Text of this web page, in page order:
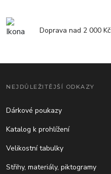
Doprava nad 2 000
NEJDŮLEŽITĚJŠÍ ODKAZY
Dárkové poukazy
Katalog k prohlížení
Velikostní tabulky
Střihy, materiály, piktogramy